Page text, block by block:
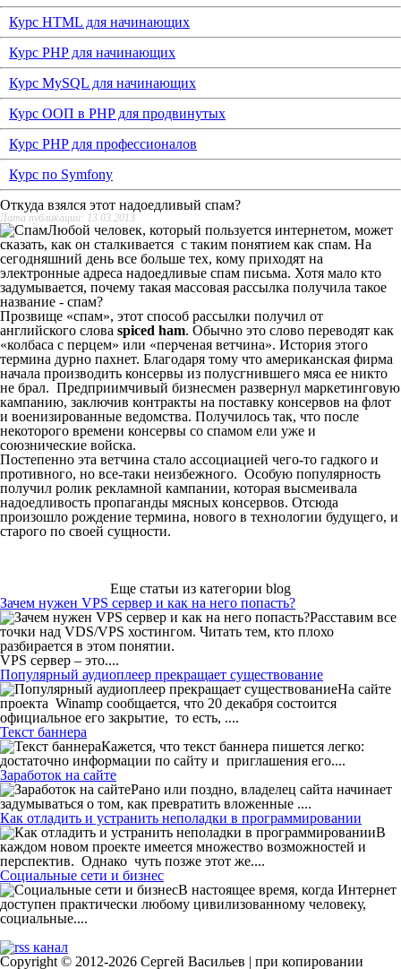
Курс HTML для начинающих
Курс PHP для начинающих
Курс MySQL для начинающих
Курс ООП в PHP для продвинутых
Курс PHP для профессионалов
Курс по Symfony
Откуда взялся этот надоедливый спам?
Дата публикации: 13.03.2013
Любой человек, который пользуется интернетом, может
сказать, как он сталкивается с таким понятием как спам. На
сегодняшний день все больше тех, кому приходят на
электронные адреса надоедливые спам письма. Хотя мало кто
задумывается, почему такая массовая рассылка получила такое
название - спам?
Прозвище «спам», этот способ рассылки получил от
английского слова spiced ham. Обычно это слово переводят как
«колбаса с перцем» или «перченая ветчина». История этого
термина дурно пахнет. Благодаря тому что американская фирма
начала производить консервы из полусгнившего мяса ее никто
не брал. Предприимчивый бизнесмен развернул маркетинговую
кампанию, заключив контракты на поставку консервов на флот
и военизированные ведомства. Получилось так, что после
некоторого времени консервы со спамом ели уже и
союзнические войска.
Постепенно эта ветчина стало ассоциацией чего-то гадкого и
противного, но все-таки неизбежного. Особую популярность
получил ролик рекламной кампании, которая высмеивала
надоедливость пропаганды мясных консервов. Отсюда
произошло рождение термина, нового в технологии будущего, и
старого по своей сущности.
Еще статьи из категории blog
Зачем нужен VPS сервер и как на него попасть?
Расставим все
точки над VDS/VPS хостингом. Читать тем, кто плохо
разбирается в этом понятии.
VPS сервер – это....
Популярный аудиоплеер прекращает существование
На сайте
проекта Winamp сообщается, что 20 декабря состоится
официальное его закрытие, то есть, ....
Текст баннера
Кажется, что текст баннера пишется легко:
достаточно информации по сайту и приглашения его....
Заработок на сайте
Рано или поздно, владелец сайта начинает
задумываться о том, как превратить вложенные ....
Как отладить и устранить неполадки в программировании
В
каждом новом проекте имеется множество возможностей и
перспектив. Однако чуть позже этот же....
Социальные сети и бизнес
В настоящее время, когда Интернет
доступен практически любому цивилизованному человеку,
социальные....
Copyright © 2012-2026 Сергей Васильев | при копировании